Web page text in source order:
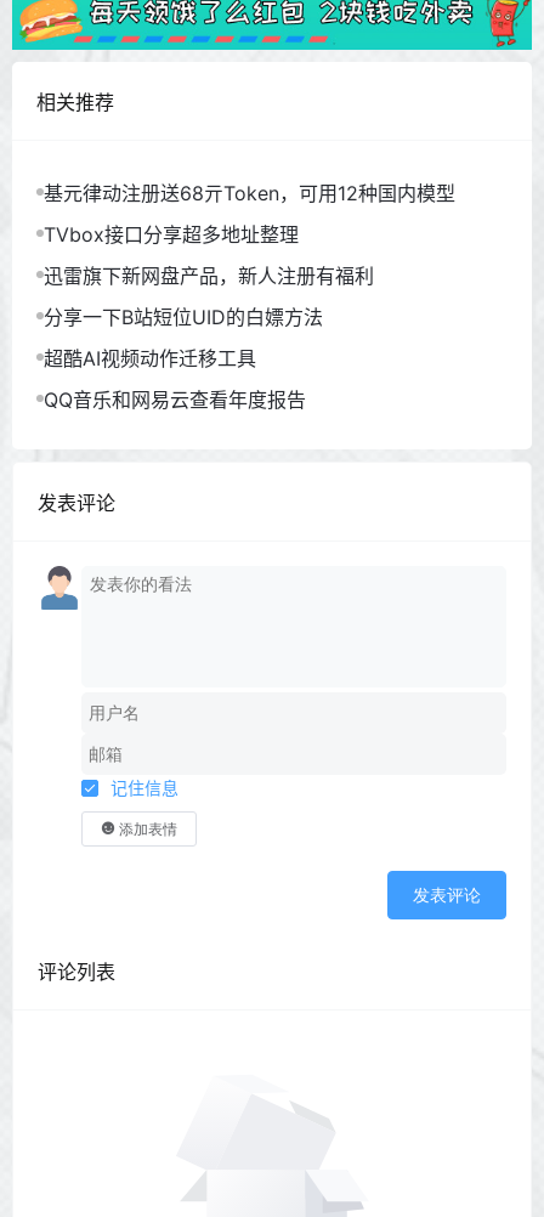
相关推荐
基元律动注册送68亓Token，可用12种国内模型
TVbox接口分享超多地址整理
迅雷旗下新网盘产品，新人注册有福利
分享一下B站短位UID的白嫖方法
超酷AI视频动作迁移工具
QQ音乐和网易云查看年度报告
发表评论
记住信息
添加表情
发表评论
评论列表